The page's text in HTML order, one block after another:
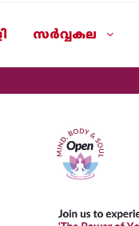
സർവ്വകല